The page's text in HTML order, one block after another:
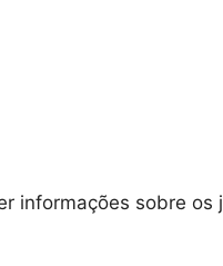
informações sobre os